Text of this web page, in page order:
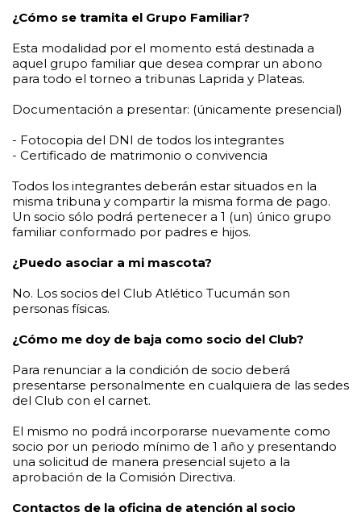
¿Cómo se tramita el Grupo Familiar?
Esta modalidad por el momento está destinada a
aquel grupo familiar que desea comprar un abono
para todo el torneo a tribunas Laprida y Plateas.
Documentación a presentar: (únicamente presencial)
- Fotocopia del DNI de todos los integrantes
- Certificado de matrimonio o convivencia
Todos los integrantes deberán estar situados en la
misma tribuna y compartir la misma forma de pago.
Un socio sólo podrá pertenecer a 1 (un) único grupo
familiar conformado por padres e hijos.
¿Puedo asociar a mi mascota?
No. Los socios del Club Atlético Tucumán son
personas físicas.
¿Cómo me doy de baja como socio del Club?
Para renunciar a la condición de socio deberá
presentarse personalmente en cualquiera de las sedes
del Club con el carnet.
El mismo no podrá incorporarse nuevamente como
socio por un periodo mínimo de 1 año y presentando
una solicitud de manera presencial sujeto a la
aprobación de la Comisión Directiva.
Contactos de la oficina de atención al socio